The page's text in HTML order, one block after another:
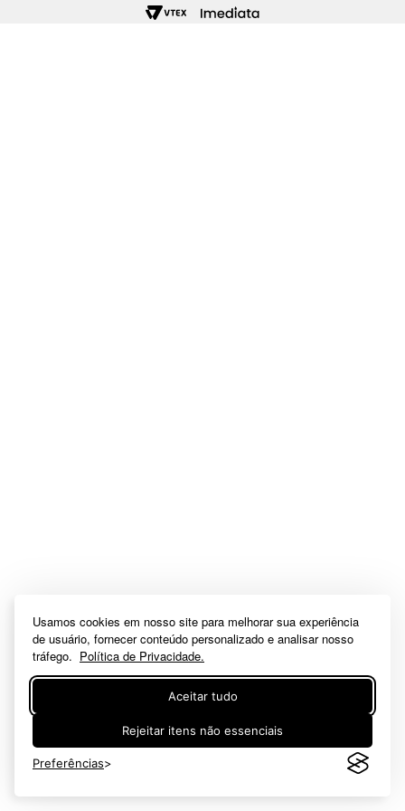
Usamos cookies em nosso site para melhorar sua experiência
de usuário, fornecer conteúdo personalizado e analisar nosso
tráfego. Política de Privacidade.
Aceitar tudo
Rejeitar itens não essenciais
Preferências